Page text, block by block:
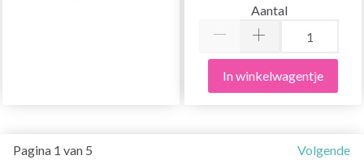
Aantal
In winkelwagentje
Pagina 1 van 5 Volgende